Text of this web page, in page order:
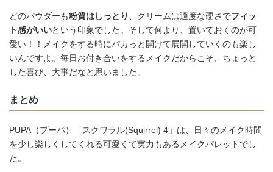
どのパウダーも粉質はしっとり 、クリームは適度な硬さでフィッ
ト感がいいという印象でした。そして何より、置いておくのが可
愛い！！メイクをする時にパカっと開けて展開していくのも楽し
いんですよ。毎日お付き合いをするメイクだからこそ、ちょっと
した喜び、大事だなと思いました。
まとめ
PUPA（プーパ）「スクワラル(Squirrel) 4」は、日々のメイク時間
を少し楽しくしてくれる可愛くて実力もあるメイクパレットでし
た。